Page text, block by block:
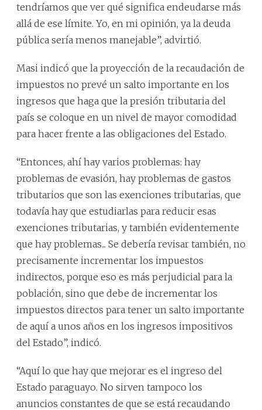
tendríamos que ver qué significa endeudarse más
allá de ese límite. Yo, en mi opinión, ya la deuda
pública sería menos manejable”, advirtió.
Masi indicó que la proyección de la recaudación de
impuestos no prevé un salto importante en los
ingresos que haga que la presión tributaria del
país se coloque en un nivel de mayor comodidad
para hacer frente a las obligaciones del Estado.
“Entonces, ahí hay varios problemas: hay
problemas de evasión, hay problemas de gastos
tributarios que son las exenciones tributarias, que
todavía hay que estudiarlas para reducir esas
exenciones tributarias, y también evidentemente
que hay problemas... Se debería revisar también, no
precisamente incrementar los impuestos
indirectos, porque eso es más perjudicial para la
población, sino que debe de incrementar los
impuestos directos para tener un salto importante
de aquí a unos años en los ingresos impositivos
del Estado”, indicó.
“Aquí lo que hay que mejorar es el ingreso del
Estado paraguayo. No sirven tampoco los
anuncios constantes de que se está recaudando